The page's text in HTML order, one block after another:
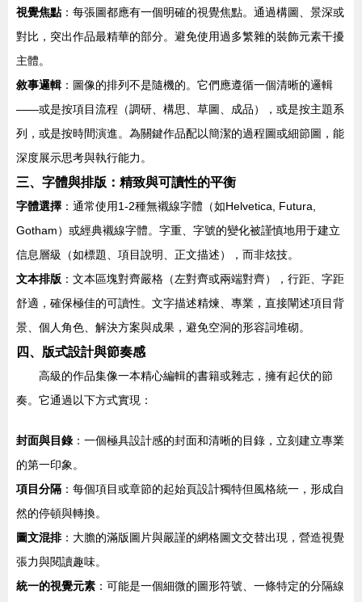
視覺焦點：每張圖都應有一個明確的視覺焦點。通過構圖、景深或
對比，突出作品最精華的部分。避免使用過多繁雜的裝飾元素干擾
主體。
敘事邏輯：圖像的排列不是隨機的。它們應遵循一個清晰的邏輯
——或是按項目流程（調研、構思、草圖、成品），或是按主題系
列，或是按時間演進。為關鍵作品配以簡潔的過程圖或細節圖，能
深度展示思考與執行能力。
三、字體與排版：精致與可讀性的平衡
字體選擇 ：通常使用1-2種無襯線字體（如Helvetica, Futura,
Gotham）或經典襯線字體。字重、字號的變化被謹慎地用于建立
信息層級（如標題、項目說明、正文描述），而非炫技。
文本排版 ：文本區塊對齊嚴格（左對齊或兩端對齊），行距、字距
舒適，確保極佳的可讀性。文字描述精煉、專業，直接闡述項目背
景、個人角色、解決方案與成果，避免空洞的形容詞堆砌。
四、版式設計與節奏感
高級的作品集像一本精心編輯的書籍或雜志，擁有起伏的節
奏。它通過以下方式實現：
封面與目錄 ：一個極具設計感的封面和清晰的目錄，立刻建立專業
的第一印象。
項目分隔 ：每個項目或章節的起始頁設計獨特但風格統一，形成自
然的停頓與轉換。
圖文混排：大膽的滿版圖片與嚴謹的網格圖文交替出現，營造視覺
張力與閱讀趣味。
統一的視覺元素 ：可能是一個細微的圖形符號、一條特定的分隔線